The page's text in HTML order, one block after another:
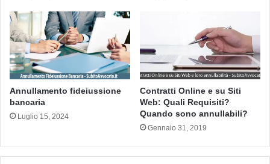
Annullamento fideiussione
bancaria
Luglio 15, 2024
Contratti Online e su Siti
Web: Quali Requisiti?
Quando sono annullabili?
Gennaio 31, 2019